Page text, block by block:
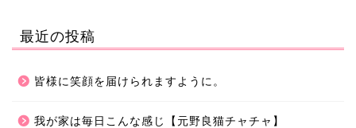
最近の投稿
皆様に笑顔を届けられますように。
我が家は毎日こんな感じ【元野良猫チャチャ】